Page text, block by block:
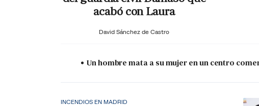
acabó con Laura
David Sánchez de Castro
Un hombre mata a su mujer en un centro
INCENDIOS EN MADRID